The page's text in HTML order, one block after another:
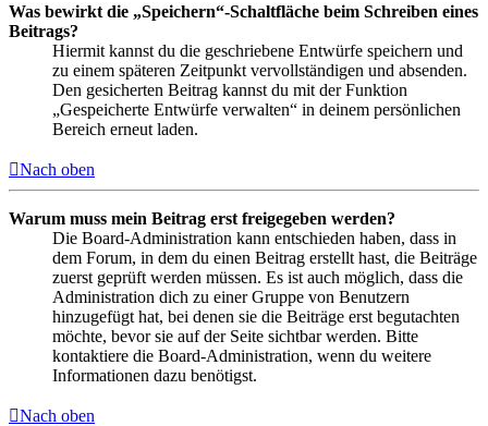
Was bewirkt die „Speichern“-Schaltfläche beim Schreiben eines
Beitrags?
Hiermit kannst du die geschriebene Entwürfe speichern und
zu einem späteren Zeitpunkt vervollständigen und absenden.
Den gesicherten Beitrag kannst du mit der Funktion
„Gespeicherte Entwürfe verwalten“ in deinem persönlichen
Bereich erneut laden.
Nach oben
Warum muss mein Beitrag erst freigegeben werden?
Die Board-Administration kann entschieden haben, dass in
dem Forum, in dem du einen Beitrag erstellt hast, die Beiträge
zuerst geprüft werden müssen. Es ist auch möglich, dass die
Administration dich zu einer Gruppe von Benutzern
hinzugefügt hat, bei denen sie die Beiträge erst begutachten
möchte, bevor sie auf der Seite sichtbar werden. Bitte
kontaktiere die Board-Administration, wenn du weitere
Informationen dazu benötigst.
Nach oben